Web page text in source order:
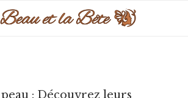
: Découvrez leurs